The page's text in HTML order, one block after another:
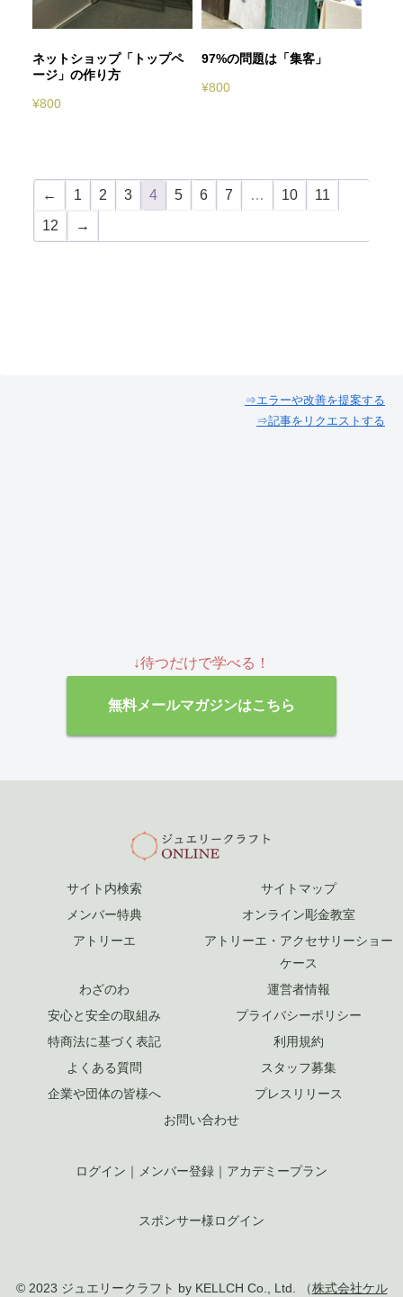
ネットショップ「トップペ
ージ」の作り方
¥800
97%の問題は「集客」
¥800
← 1 2 3 4 5 6 7 … 10
11
12
→
⇒エラーや改善を提案する
⇒記事をリクエストする
↓待つだけで学べる！
無料メールマガジンはこちら
サイト内検索
サイトマップ
メンバー特典
オンライン彫金教室
アトリーエ
アトリーエ・アクセサリーショー
ケース
わざのわ
運営者情報
安心と安全の取組み
プライバシーポリシー
特商法に基づく表記
利用規約
よくある質問
スタッフ募集
企業や団体の皆様へ
プレスリリース
お問い合わせ
ログイン ｜ メンバー登録 ｜ アカデミープラン
スポンサー様ログイン
© 2023 ジュエリークラフト by KELLCH Co., Ltd. （株式会社ケル